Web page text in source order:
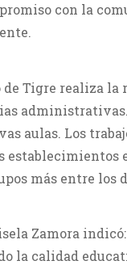
con la
de Tigre realiza
administrativas.
aulas. Los
más entre los
Zamora
la calidad